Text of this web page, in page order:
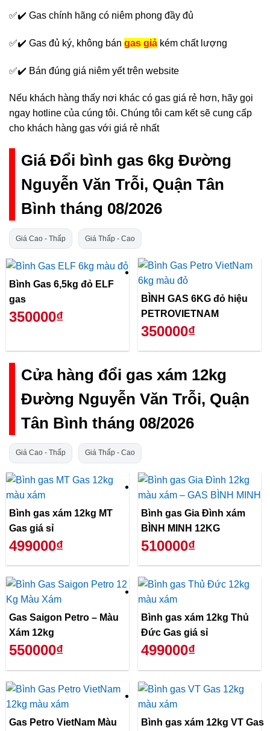
✅✔️ Gas chính hãng có niêm phong đầy đủ
✅✔️ Gas đủ ký, không bán gas giả kém chất lượng
✅✔️ Bán đúng giá niêm yết trên website
Nếu khách hàng thấy nơi khác có gas giá rẻ hơn, hãy gọi
ngay hotline của cúng tôi. Chúng tôi cam kết sẽ cung cấp
cho khách hàng gas với giá rẻ nhất
Giá Đổi bình gas 6kg Đường
Nguyễn Văn Trỗi, Quận Tân
Bình tháng 08/2026
Giá Cao - Thấp Giá Thấp - Cao
Bình Gas 6,5kg đỏ ELF
gas
350000₫
BÌNH GAS 6KG đỏ hiệu
PETROVIETNAM
350000₫
Cửa hàng đổi gas xám 12kg
Đường Nguyễn Văn Trỗi, Quận
Tân Bình tháng 08/2026
Giá Cao - Thấp Giá Thấp - Cao
Bình gas xám 12kg MT
Gas giá sỉ
499000₫
Bình gas Gia Đình xám
BÌNH MINH 12KG
510000₫
Gas Saigon Petro – Màu
Xám 12kg
550000₫
Bình gas xám 12kg Thủ
Đức Gas giá sỉ
499000₫
Gas Petro VietNam Màu
Bình gas xám 12kg VT Gas